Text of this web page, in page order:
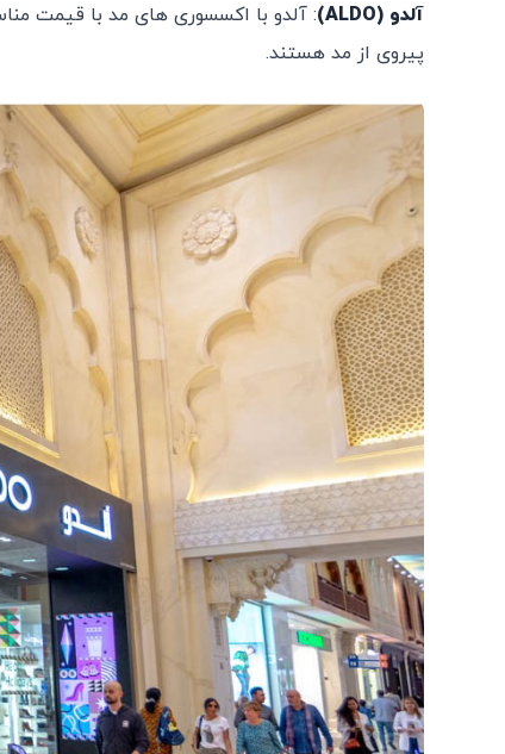
آلدو (ALDO)
: آلدو با اکسسوری های مد با قیمت
پیروی از مد هستند.